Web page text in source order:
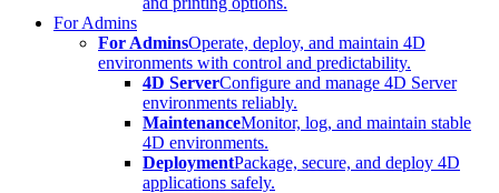
For Admins
For AdminsOperate, deploy, and maintain 4D
environments with control and predictability.
4D ServerConfigure and manage 4D Server
environments reliably.
MaintenanceMonitor, log, and maintain stable
4D environments.
DeploymentPackage, secure, and deploy 4D
applications safely.